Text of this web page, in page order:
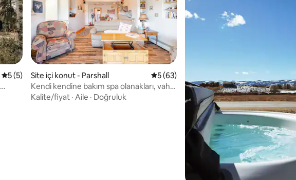
5 üzerinden ortalama 5 puan, 5 değerlendirme
5 (5)
Site içi konut - Parshall 5 üzerinden ortalama 5 puan, 63
5 (63)
Kendi kendine bakım spa olanakları, vahşi
doğanın içinde BP
Kalite/fiyat · Aile · Doğruluk